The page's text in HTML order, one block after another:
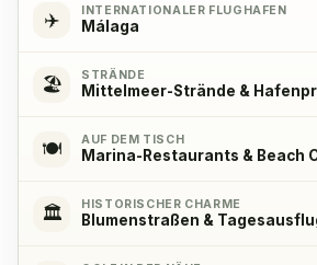
✓
Backofen
Ja
Ja
✓ Gefrierschrank
✈️ INTERNATIONALER FLUGHAFEN
Málaga
🏖️ STRÄNDE
Mittelmeer-Strände &
🍽️ AUF DEM TISCH
Marina-Restaurants & Beach
🏛️ HISTORISCHER CHARME
Blumenstraßen &